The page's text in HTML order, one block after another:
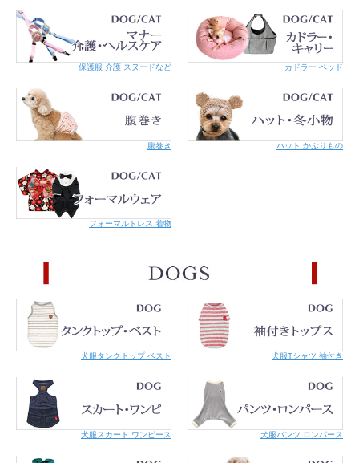
保護服 介護 スヌードなど カドラー ベッド
腹巻き ハット かぶりもの
フォーマルドレス 着物
犬服タンクトップ ベスト 犬服Tシャツ 袖付き
犬服スカート ワンピース 犬服パンツ ロンパース